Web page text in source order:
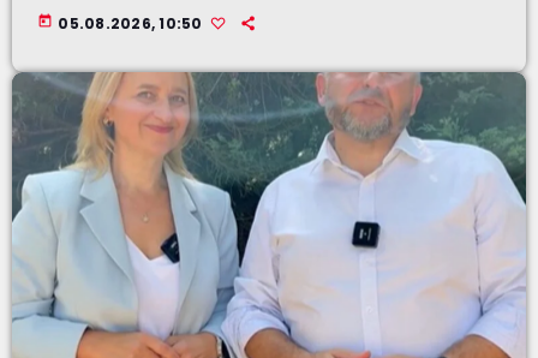
today 05.08.2026, 10:50